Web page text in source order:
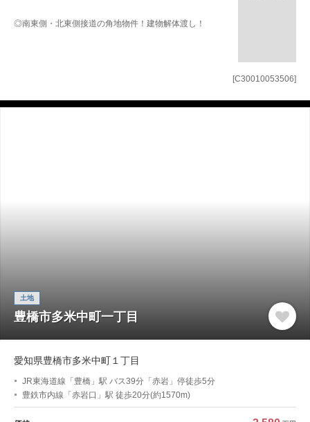
[C30010053506]
◎南東側・北東側接道の角地物件！建物解体渡し！
土地
豊橋市多米中町一丁目
愛知県豊橋市多米中町１丁目
JR東海道線「豊橋」駅 バス39分「赤岩」停徒歩5分
豊鉄市内線「赤岩口」駅 徒歩20分(約1570m)